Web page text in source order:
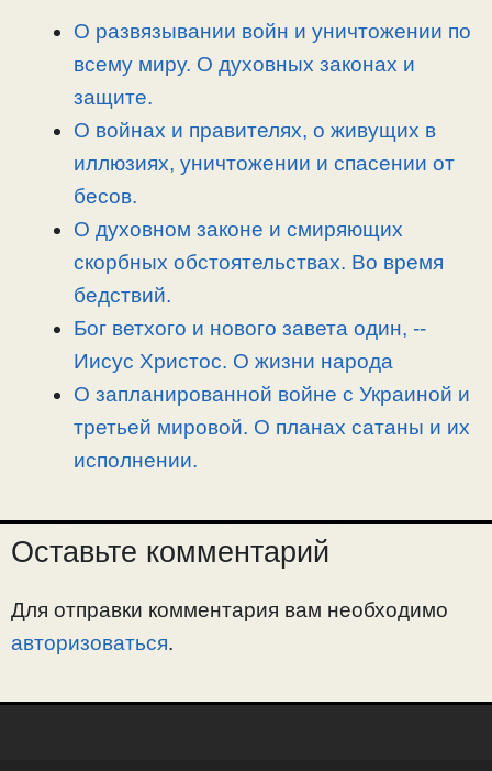
a
О развязывании войн и уничтожении по
всему миру. О духовных законах и
защите.
О войнах и правителях, о живущих в
иллюзиях, уничтожении и спасении от
бесов.
О духовном законе и смиряющих
скорбных обстоятельствах. Во время
бедствий.
Бог ветхого и нового завета один, -­
Иисус Христос. О жизни народа
О запланированной войне с Украиной и
третьей мировой. О планах сатаны и их
исполнении.
Оставьте комментарий
Для отправки комментария вам необходимо
авторизоваться.